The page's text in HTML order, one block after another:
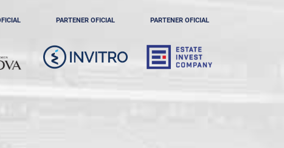
PARTENER OFICIAL PARTENER OFICIAL